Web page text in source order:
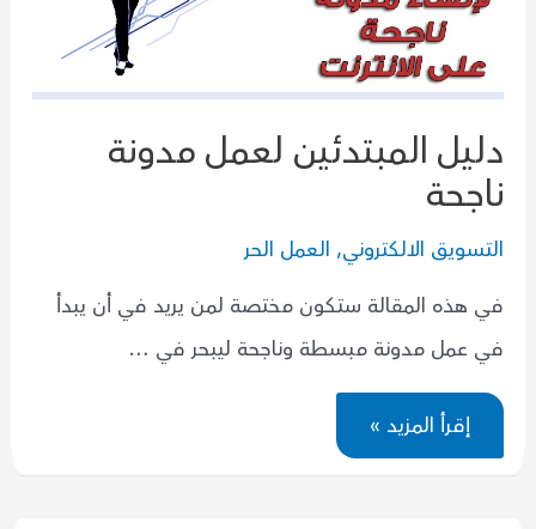
دليل المبتدئين لعمل مدونة
ناجحة
التسويق الالكتروني, العمل الحر
في هذه المقالة ستكون مختصة لمن يريد في أن يبدأ
في عمل مدونة مبسطة وناجحة ليبحر في …
دليل
المبتدئين
لعمل
مدونة
إقرأ المزيد »